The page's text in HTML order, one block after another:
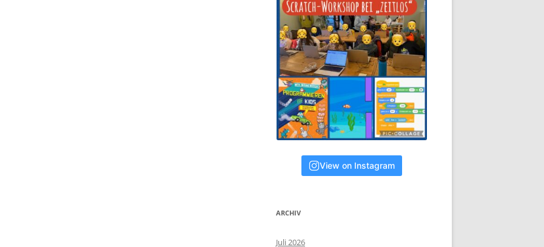
View on Instagram
ARCHIV
Juli 2026